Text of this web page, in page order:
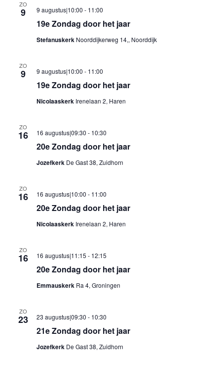
ZO
9
19e Zondag door het jaar
9 augustus|10:00 - 11:00
Stefanuskerk Noorddijkerweg 14,, Noorddijk
ZO
9
19e Zondag door het jaar
9 augustus|10:00 - 11:00
Nicolaaskerk Irenelaan 2, Haren
ZO
16
20e Zondag door het jaar
16 augustus|09:30 - 10:30
Jozefkerk De Gast 38, Zuidhorn
ZO
16
20e Zondag door het jaar
16 augustus|10:00 - 11:00
Nicolaaskerk Irenelaan 2, Haren
ZO
16
20e Zondag door het jaar
16 augustus|11:15 - 12:15
Emmauskerk Ra 4, Groningen
ZO
23
21e Zondag door het jaar
23 augustus|09:30 - 10:30
Jozefkerk De Gast 38, Zuidhorn